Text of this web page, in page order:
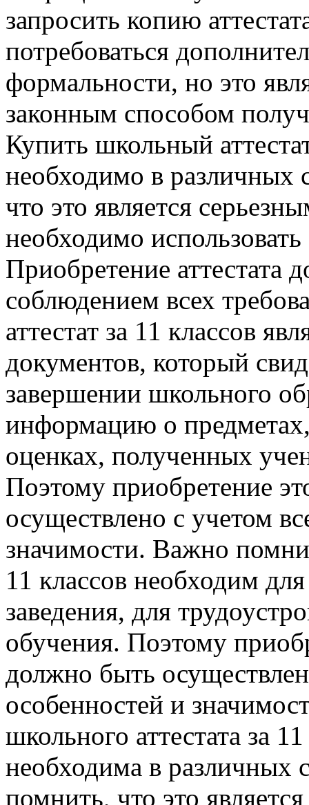
запросить копию
потребоваться
формальности, но это
законным способом
Купить школьный
необходимо в различных
что это является
необходимо
Приобретение аттестата
соблюдением всех
аттестат за 11 классов
документов, который
завершении школьного
информацию о
оценках, полученных
Поэтому приобретение
осуществлено с учетом
значимости. Важно
11 классов необходим
заведения, для
обучения. Поэтому
должно быть
особенностей и
школьного аттестата за
необходима в различных
помнить, что это